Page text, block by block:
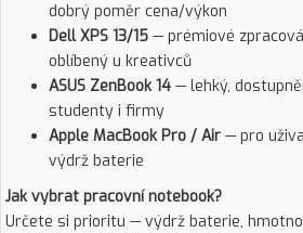
dobrý poměr cena/výkon
Dell XPS 13/15 — prémiové
oblíbený u kreativců
ASUS ZenBook 14 — lehký,
studenty i firmy
Apple MacBook Pro / Air — pro
výdrž baterie
Jak vybrat pracovní notebook?
Určete si prioritu — výdrž baterie,